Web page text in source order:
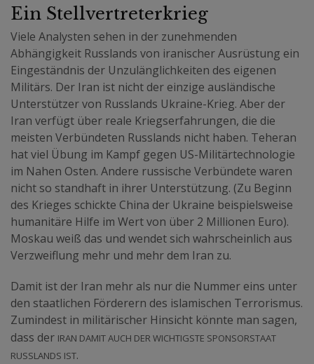
Ein Stellvertreterkrieg
Viele Analysten sehen in der zunehmenden
Abhängigkeit Russlands von iranischer Ausrüstung ein
Eingeständnis der Unzulänglichkeiten des eigenen
Militärs. Der Iran ist nicht der einzige ausländische
Unterstützer von Russlands Ukraine-Krieg. Aber der
Iran verfügt über reale Kriegserfahrungen, die die
meisten Verbündeten Russlands nicht haben. Teheran
hat viel Übung im Kampf gegen US-Militärtechnologie
im Nahen Osten. Andere russische Verbündete waren
nicht so standhaft in ihrer Unterstützung. (Zu Beginn
des Krieges schickte China der Ukraine beispielsweise
humanitäre Hilfe im Wert von über 2 Millionen Euro).
Moskau weiß das und wendet sich wahrscheinlich aus
Verzweiflung mehr und mehr dem Iran zu.
Damit ist der Iran mehr als nur die Nummer eins unter
den staatlichen Förderern des islamischen Terrorismus.
Zumindest in militärischer Hinsicht könnte man sagen,
dass der Iran damit auch der wichtigste Sponsorstaat
Russlands ist.